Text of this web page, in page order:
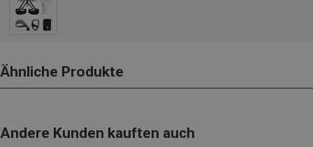
Ähnliche Produkte
Andere Kunden kauften auch